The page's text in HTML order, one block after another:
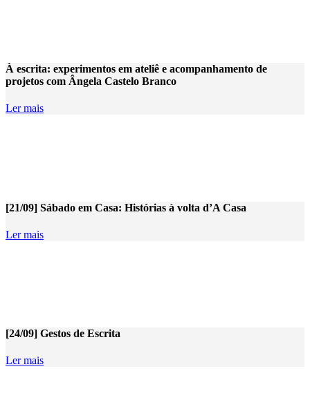
À escrita: experimentos em ateliê e acompanhamento de
projetos com Ângela Castelo Branco
Ler mais
[21/09] Sábado em Casa: Histórias à volta d’A Casa
Ler mais
[24/09] Gestos de Escrita
Ler mais